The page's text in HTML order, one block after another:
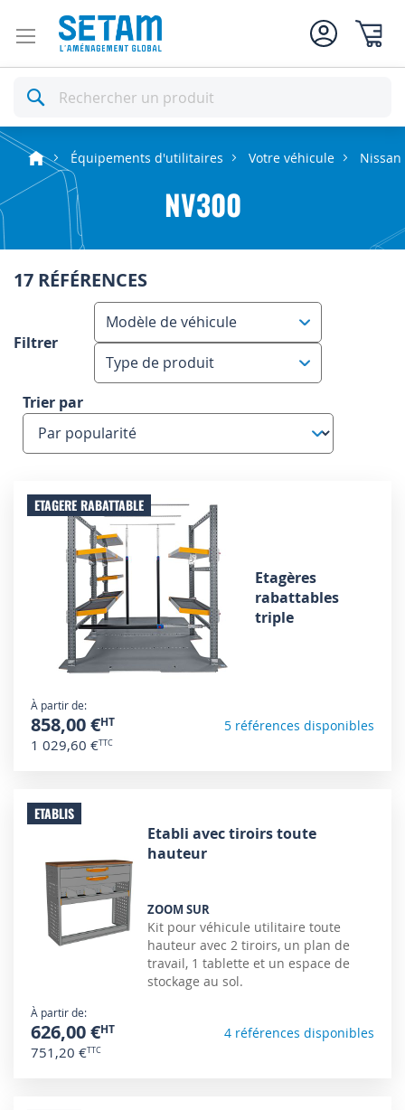
Rechercher
Équipements d'utilitaires Votre véhicule Nissan
NV300
17 RÉFÉRENCES
Filtrer
Modèle de véhicule
Type de produit
Trier par
ETAGERE RABATTABLE
Etagères
rabattables
triple
À partir de
858,00 €
1 029,60 €
5 références disponibles
ETABLIS
Etabli avec tiroirs toute
hauteur
ZOOM SUR
Kit pour véhicule utilitaire toute
hauteur avec 2 tiroirs, un plan de
travail, 1 tablette et un espace de
stockage au sol.
À partir de
626,00 €
751,20 €
4 références disponibles